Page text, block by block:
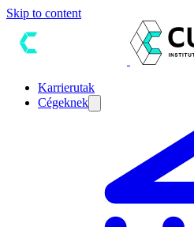
Skip to content
Karrierutak
Cégeknek